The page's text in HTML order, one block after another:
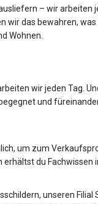
– wir arbeiten
wir das bewahren,
Wohnen.
wir jeden Tag.
und
um zum
du Fachwissen
unseren